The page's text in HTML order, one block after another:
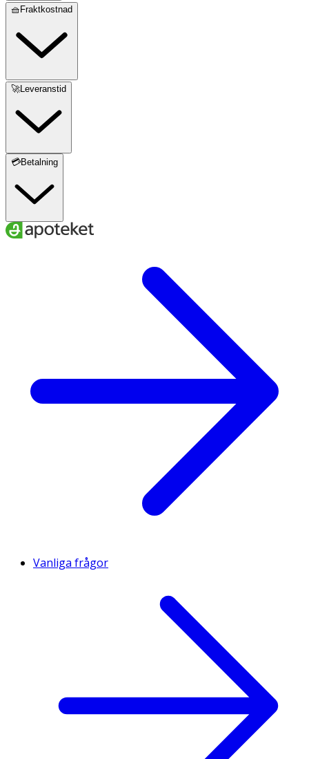
🧺Fraktkostnad
🚀Leveranstid
💳Betalning
Vanliga frågor